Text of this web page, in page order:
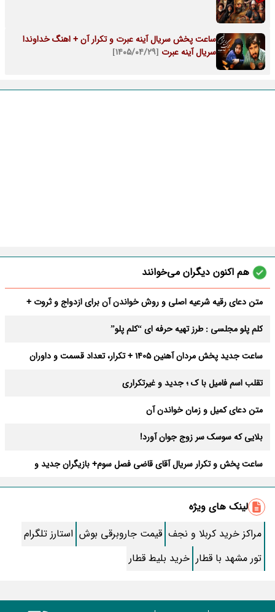
ساعت پخش سریال آینه عبرت و تکرار آن + اهنگ خداوندا
سریال آینه عبرت [۱۴۰۵/۰۴/۲۹]
هم اکنون دیگران می‌خوانند
متن دعای رقیه شرعیه اصلی و روش خواندن آن برای ازدواج و ثروت +
کلم پلو مجلسی : طرز تهیه حرفه ای “کلم پلو”
ساعت جدید پخش مردان آهنین 1405 + تکرار، تعداد قسمت و داوران
تقلب اسم فامیل با ک ؛ جدید و غیرتکراری
متن دعای کمیل و زمان خواندن آن
بلایی که سوسک سر زوج جوان آورد!
ساعت پخش و تکرار سریال آقای قاضی فصل سوم+ بازیگران جدید و
طرز تهیه سالاد ماکارونی خانگی خوشمزه و لذیذ + آموزش تصویری
طرز تهیه پاستا با سس آلفردو و مرغ فوری + آموزش تصویری پنه
جواب کامل اسم فامیل با “س”
ماه قرمز نشانه آخر دنیا در آسمان ظاهر شد !
جملات زیبا برای بهترین پدر دنیا
لینک های ویژه
مراکز خرید کربلا و نجف قیمت جاروبرقی بوش استارز تلگرام
تور مشهد با قطار خرید بلیط قطار